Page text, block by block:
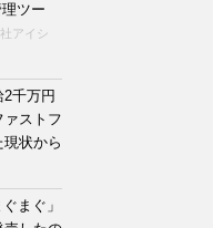
ツー
社アイシ
千万円
ァストフ
状から
まぐ」